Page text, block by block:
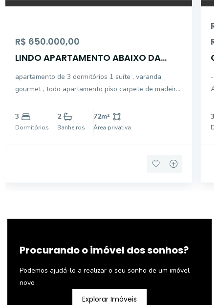
R$ 650.000,00
LINDO APARTAMENTO ABAIXO DA
apartamento de 3 dormitórios 1 suíte , varanda
gourmet , todo apartamento piso carpete de madeira
OPORTUNIDADE
3
Dormitórios
2
Banheiros
72m²
Área privativa
-
3
Procurando o imóvel dos sonhos?
Podemos ajudá-lo a realizar o seu sonho de um imóvel
novo
Explorar Imóveis